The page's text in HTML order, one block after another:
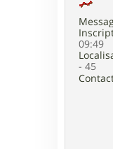
09:49
- 45